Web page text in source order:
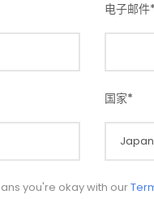
电子邮件*
国家*
you're okay with our